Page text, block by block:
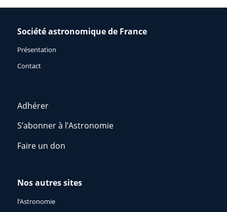
Société astronomique de France
Présentation
Contact
Adhérer
S’abonner à l’Astronomie
Faire un don
Nos autres sites
l’Astronomie